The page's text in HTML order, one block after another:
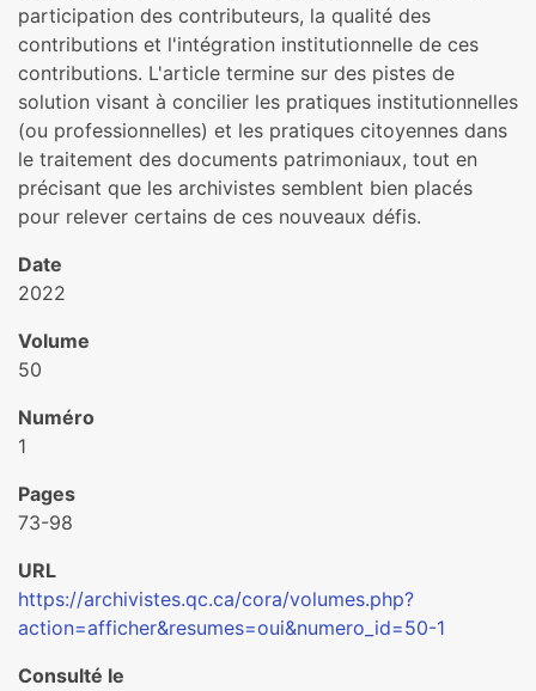
participation des contributeurs, la qualité des
contributions et l'intégration institutionnelle de ces
contributions. L'article termine sur des pistes de
solution visant à concilier les pratiques institutionnelles
(ou professionnelles) et les pratiques citoyennes dans
le traitement des documents patrimoniaux, tout en
précisant que les archivistes semblent bien placés
pour relever certains de ces nouveaux défis.
Date
2022
Volume
50
Numéro
1
Pages
73-98
URL
https://archivistes.qc.ca/cora/volumes.php?
action=afficher&resumes=oui&numero_id=50-1
Consulté le